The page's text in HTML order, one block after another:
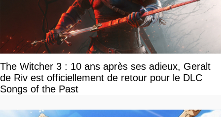
The Witcher 3 : 10 ans après ses adieux, Geralt
de Riv est officiellement de retour pour le DLC
Songs of the Past